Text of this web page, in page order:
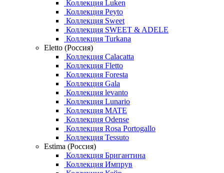
Коллекция Luken
Коллекция Peyto
Коллекция Sweet
Коллекция SWEET & ADELE
Коллекция Turkana
Eletto (Россия)
Коллекция Calacatta
Коллекция Fletto
Коллекция Foresta
Коллекция Gala
Коллекция levanto
Коллекция Lunario
Коллекция MATE
Коллекция Odense
Коллекция Rosa Portogallo
Коллекция Tessuto
Estima (Россия)
Коллекция Бригантина
Коллекция Импрув